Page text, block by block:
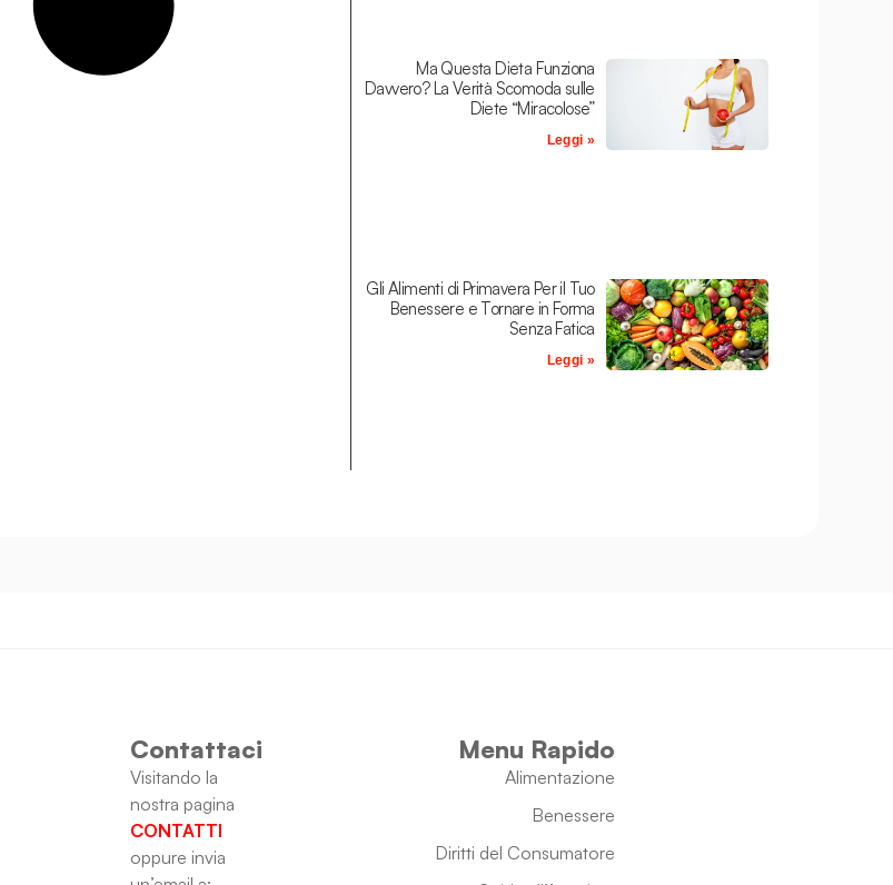
Ma Questa Dieta Funziona
Davvero? La Verità Scomoda sulle
Diete “Miracolose”
Leggi »
Gli Alimenti di Primavera Per il Tuo
Benessere e Tornare in Forma
Senza Fatica
Leggi »
Menu Rapido
Alimentazione
Benessere
Diritti del Consumatore
Contattaci
Visitando la
nostra pagina
CONTATTI
oppure invia